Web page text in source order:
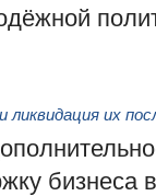
ликвидация их
бизнеса